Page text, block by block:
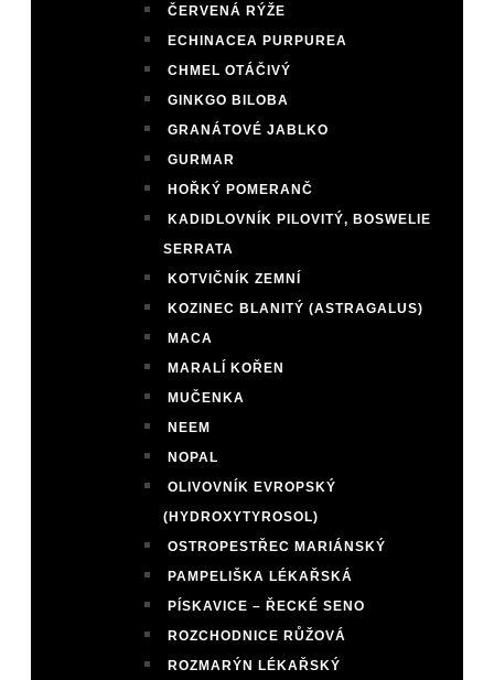
ČERVENÁ RÝŽE
ECHINACEA PURPUREA
CHMEL OTÁČIVÝ
GINKGO BILOBA
GRANÁTOVÉ JABLKO
GURMAR
HOŘKÝ POMERANČ
KADIDLOVNÍK PILOVITÝ, BOSWELIE
SERRATA
KOTVIČNÍK ZEMNÍ
KOZINEC BLANITÝ (ASTRAGALUS)
MACA
MARALÍ KOŘEN
MUČENKA
NEEM
NOPAL
OLIVOVNÍK EVROPSKÝ
(HYDROXYTYROSOL)
OSTROPESTŘEC MARIÁNSKÝ
PAMPELIŠKA LÉKAŘSKÁ
PÍSKAVICE – ŘECKÉ SENO
ROZCHODNICE RŮŽOVÁ
ROZMARÝN LÉKAŘSKÝ